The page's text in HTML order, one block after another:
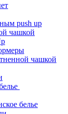
push up
чашкой
чашкой
белье